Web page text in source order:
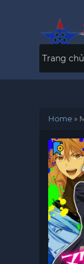
Trang chủ
Home»